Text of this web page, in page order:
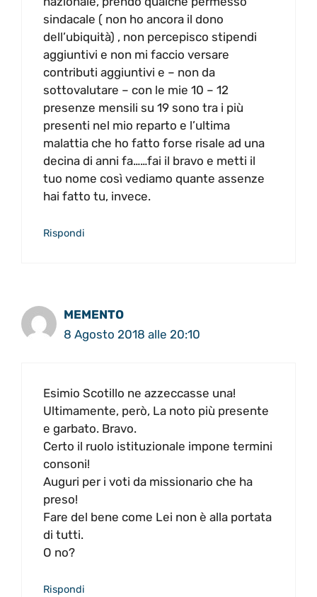
sindacale ( non ho ancora il dono
dell’ubiquità) , non percepisco stipendi
aggiuntivi e non mi faccio versare
contributi aggiuntivi e – non da
sottovalutare – con le mie 10 – 12
presenze mensili su 19 sono tra i più
presenti nel mio reparto e l’ultima
malattia che ho fatto forse risale ad una
decina di anni fa……fai il bravo e metti il
tuo nome così vediamo quante assenze
hai fatto tu, invece.
Rispondi
MEMENTO
8 Agosto 2018 alle 20:10
Esimio Scotillo ne azzeccasse una!
Ultimamente, però, La noto più presente
e garbato. Bravo.
Certo il ruolo istituzionale impone termini
consoni!
Auguri per i voti da missionario che ha
preso!
Fare del bene come Lei non è alla portata
di tutti.
O no?
Rispondi